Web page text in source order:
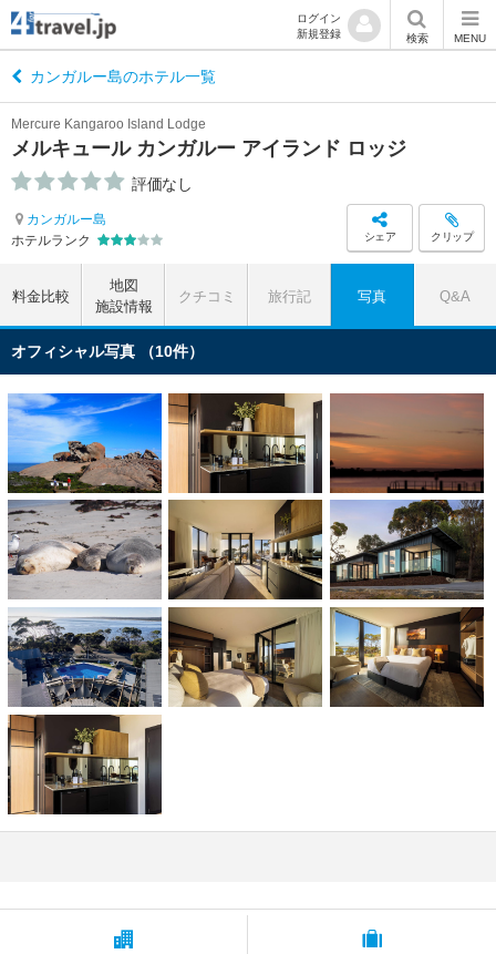
ログイン
新規登録
検索 MENU
カンガルー島のホテル一覧
メルキュール カンガルー アイランド ロッジ
Mercure Kangaroo Island Lodge
評価なし
カンガルー島
ホテルランク
シェア クリップ
料金比較
地図
施設情報
クチコミ 旅行記 写真 Q&A
オフィシャル写真 （10件）